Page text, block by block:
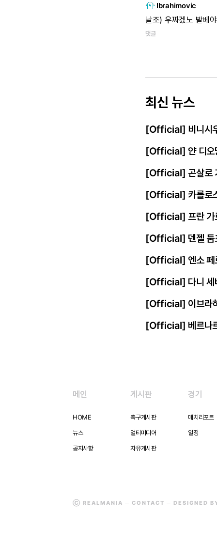
Ibrahimovic
날조) 우짜겠노 발베야
댓글
최신 뉴스
[Official] 비니시
[Official] 얀 디오
[Official] 곤살로
[Official] 카를로
[Official] 프란 가
[Official] 덴젤 둠
[Official] 엔소 페
[Official] 다니 세
[Official] 이브라
[Official] 베르나
메인
HOME
뉴스
공지사항
게시판
축구게시판
멀티미디어
자유게시판
경기
매치리포트
일정
Ⓒ REALMANIA ─ CONTACT ─ DESIGNED